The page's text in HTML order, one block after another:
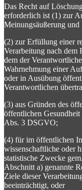
Das Recht auf
erforderlich ist (1) zur
Meinungsäußerung
(2) zur Erfüllung einer
Verarbeitung nach dem
dem der
Wahrnehmung einer
oder in Ausübung
Verantwortlichen
(3) aus Gründen des
öffentlichen
Abs. 3 DSGVO;
(4) für im öffentlichen
wissenschaftliche oder
statistische Zwecke
Abschnitt a) genannte
Ziele dieser
beeinträchtigt, oder